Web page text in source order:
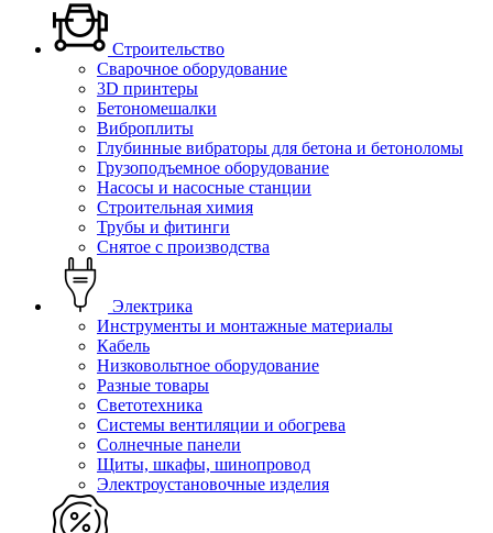
Строительство
Сварочное оборудование
3D принтеры
Бетономешалки
Виброплиты
Глубинные вибраторы для бетона и бетоноломы
Грузоподъемное оборудование
Насосы и насосные станции
Строительная химия
Трубы и фитинги
Снятое с производства
Электрика
Инструменты и монтажные материалы
Кабель
Низковольтное оборудование
Разные товары
Светотехника
Системы вентиляции и обогрева
Солнечные панели
Щиты, шкафы, шинопровод
Электроустановочные изделия